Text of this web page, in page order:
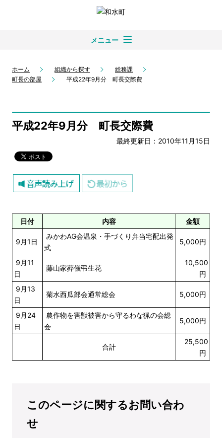
メニュー
ホーム 組織から探す
総務課
町長の部屋
平成22年9月分 町長交際費
平成22年9月分 町長交際費
最終更新日：2010年11月15日
日付 内容 金額
9月1日
みかわAG会温泉・手づくり弁当宅配出発
式
5,000円
9月11
日
藤山家葬儀弔生花
10,500
円
9月13
日
菊水西瓜部会通常総会 5,000円
9月24
日
農作物を害獣被害から守るわな猟の会総
会
5,000円
合計
25,500
円
このページに関するお問い合わ
せ